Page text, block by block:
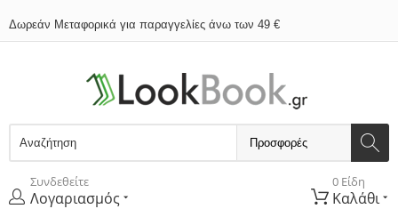
Δωρεάν Μεταφορικά για παραγγελίες άνω των 49 €
Συνδεθείτε
Λογαριασμός
0 Είδη
Καλάθι